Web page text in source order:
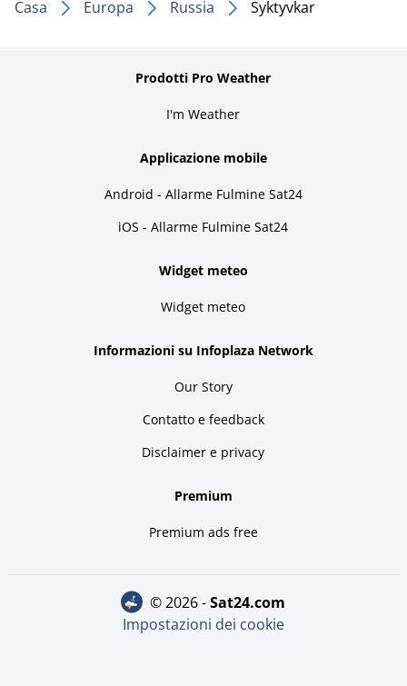
Casa Europa Russia Syktyvkar
Prodotti Pro Weather
I'm Weather
Applicazione mobile
Android - Allarme Fulmine Sat24
iOS - Allarme Fulmine Sat24
Widget meteo
Widget meteo
Informazioni su Infoplaza Network
Our Story
Contatto e feedback
Disclaimer e privacy
Premium
Premium ads free
© 2026 - sat24.com
Impostazioni dei cookie